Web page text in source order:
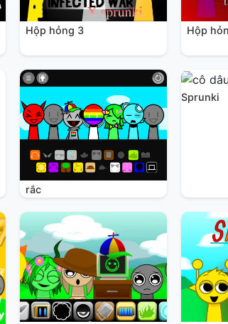
Hộp hỏng 3 Hộp
rắc
Sprunki